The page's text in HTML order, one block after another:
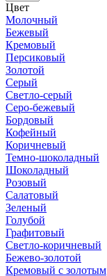
Цвет
Молочный
Бежевый
Кремовый
Персиковый
Золотой
Серый
Светло-серый
Серо-бежевый
Бордовый
Кофейный
Коричневый
Темно-шоколадный
Шоколадный
Розовый
Салатовый
Зеленый
Голубой
Графитовый
Светло-коричневый
Бежево-золотой
Кремовый с золотым